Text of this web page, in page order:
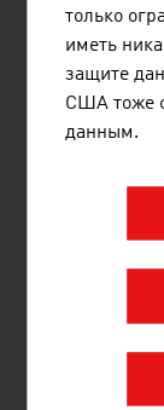
BÜHLER
только
иметь
защите
США тоже
данным.